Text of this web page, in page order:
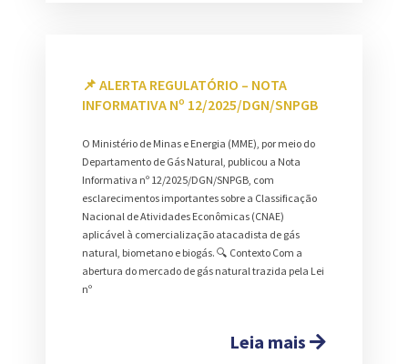
📌 ALERTA REGULATÓRIO – NOTA
INFORMATIVA Nº 12/2025/DGN/SNPGB
O Ministério de Minas e Energia (MME), por meio do
Departamento de Gás Natural, publicou a Nota
Informativa nº 12/2025/DGN/SNPGB, com
esclarecimentos importantes sobre a Classificação
Nacional de Atividades Econômicas (CNAE)
aplicável à comercialização atacadista de gás
natural, biometano e biogás. 🔍 Contexto Com a
abertura do mercado de gás natural trazida pela Lei
nº
Leia mais